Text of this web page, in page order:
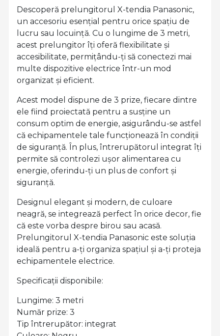
Descoperă prelungitorul X-tendia Panasonic,
un accesoriu esențial pentru orice spațiu de
lucru sau locuință. Cu o lungime de 3 metri,
acest prelungitor îți oferă flexibilitate și
accesibilitate, permițându-ți să conectezi mai
multe dispozitive electrice într-un mod
organizat și eficient.
Acest model dispune de 3 prize, fiecare dintre
ele fiind proiectată pentru a susține un
consum optim de energie, asigurându-se astfel
că echipamentele tale funcționează în condiții
de siguranță. În plus, întrerupătorul integrat îți
permite să controlezi ușor alimentarea cu
energie, oferindu-ți un plus de confort și
siguranță.
Designul elegant și modern, de culoare
neagră, se integrează perfect în orice decor, fie
că este vorba despre birou sau acasă.
Prelungitorul X-tendia Panasonic este soluția
ideală pentru a-ți organiza spațiul și a-ți proteja
echipamentele electrice.
Specificații disponibile:
Lungime: 3 metri
Număr prize: 3
Tip întrerupător: integrat